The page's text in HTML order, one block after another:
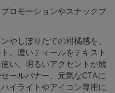
ロモーションやスナックブ
やしぼりたての柑橘感を、
。濃いティールをテキスト
い、明るいアクセントが競
ールバナー、元気なCTAに
イライトやアイコン専用に